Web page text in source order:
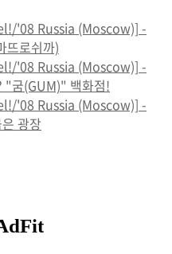
'08 Russia (Moscow)] -
뜨로쉬까)
'08 Russia (Moscow)] -
"굼(GUM)" 백화점!
'08 Russia (Moscow)] -
광장